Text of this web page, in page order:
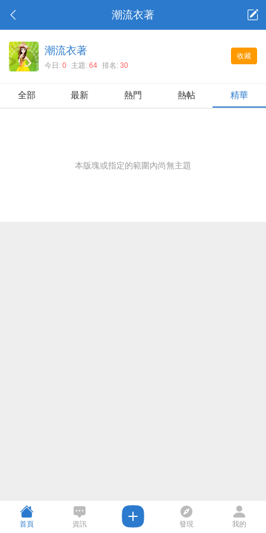
潮流衣著
收藏
潮流衣著
今日: 0 主題: 64 排名: 30
全部 最新 熱門 熱帖 精華
本版塊或指定的範圍內尚無主題
首頁 資訊 發現 我的